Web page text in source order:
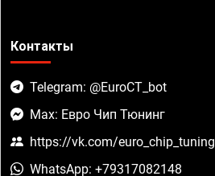
Контакты
Telegram: @EuroCT_bot
Max: Евро Чип Тюнинг
https://vk.com/euro_chip_tuning
WhatsApp: +79317082148